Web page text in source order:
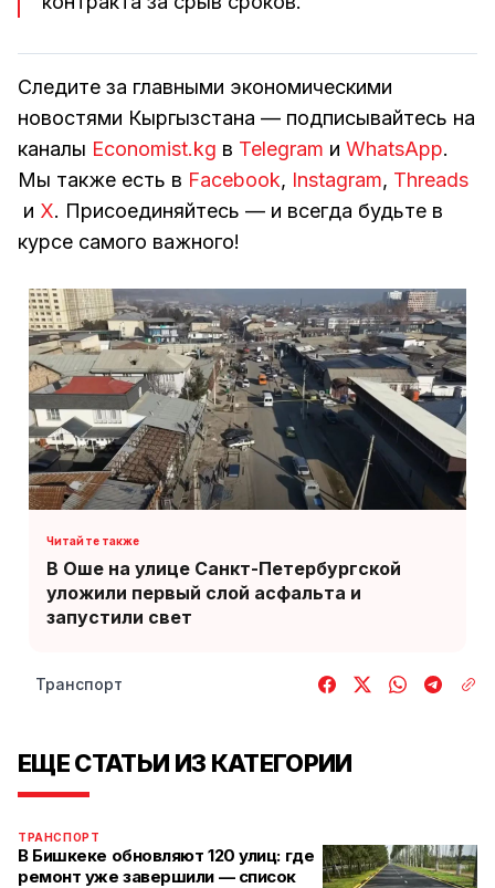
Следите за главными экономическими
новостями Кыргызстана — подписывайтесь на
каналы Economist.kg в Telegram и WhatsApp.
Мы также есть в Facebook, Instagram, Threads
и Х. Присоединяйтесь — и всегда будьте в
курсе самого важного!
В Оше на улице Санкт-Петербургской
уложили первый слой асфальта и
запустили свет
Транспорт
ЕЩЕ СТАТЬИ ИЗ КАТЕГОРИИ
ТРАНСПОРТ
В Бишкеке обновляют 120 улиц: где
ремонт уже завершили — список